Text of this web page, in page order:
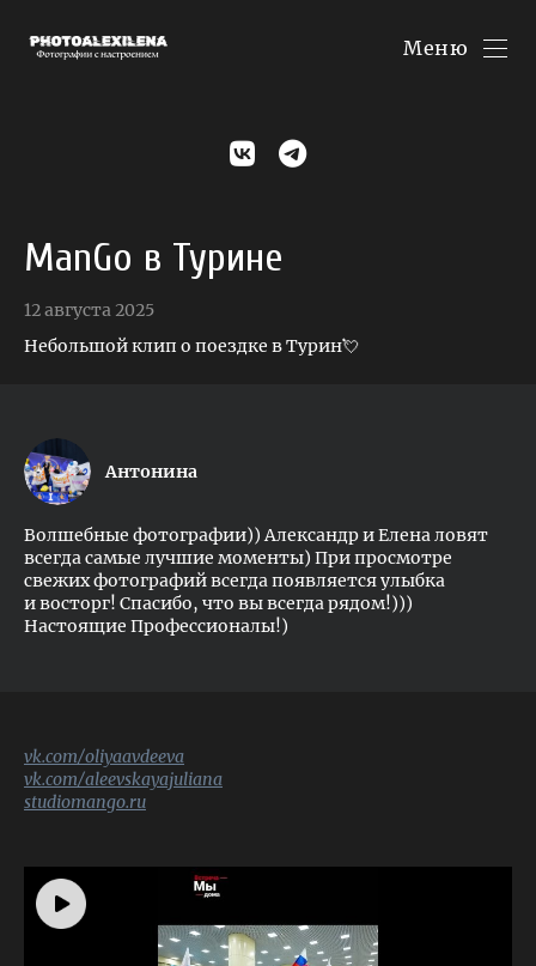
Меню
ManGo в Турине
12 августа 2025
Небольшой клип о поездке в Турин💘
Антонина
Волшебные фотографии)) Александр и Елена ловят
всегда самые лучшие моменты) При просмотре
свежих фотографий всегда появляется улыбка
и восторг! Спасибо, что вы всегда рядом!)))
Настоящие Профессионалы!)
vk.com/oliyaavdeeva
vk.com/aleevskayajuliana
studiomango.ru